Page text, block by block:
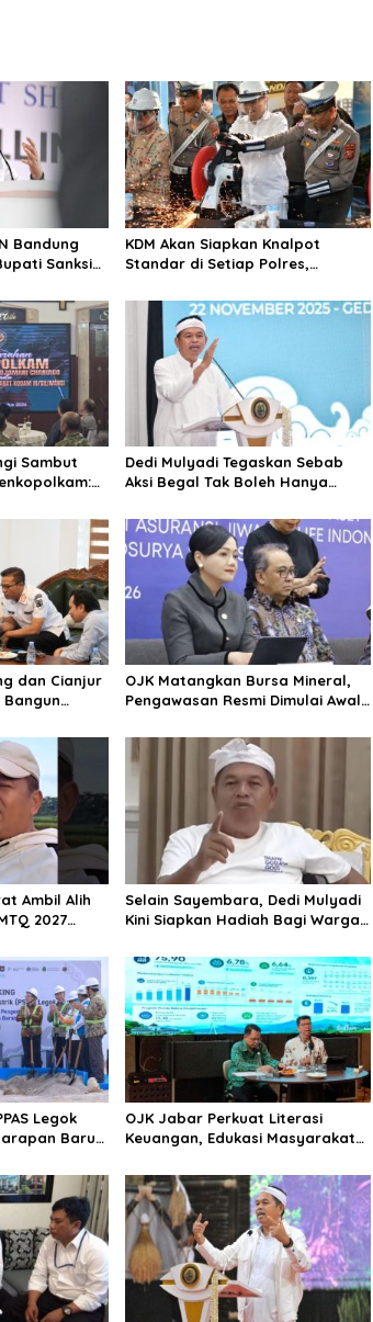
Bandung
Sanksi
KDM Akan Siapkan Knalpot
Standar di Setiap Polres,
Tertangkap Langsung Ganti
Sambut
Dedi Mulyadi Tegaskan Sebab
Aksi Begal Tak Boleh Hanya
dan Cianjur
Daerah
OJK Matangkan Bursa Mineral,
Pengawasan Resmi Dimulai Awal
Ambil Alih
2027
Selain Sayembara, Dedi Mulyadi
Kini Siapkan Hadiah Bagi Warga
Narkotika
Legok
Baru
OJK Jabar Perkuat Literasi
Keuangan, Edukasi Masyarakat